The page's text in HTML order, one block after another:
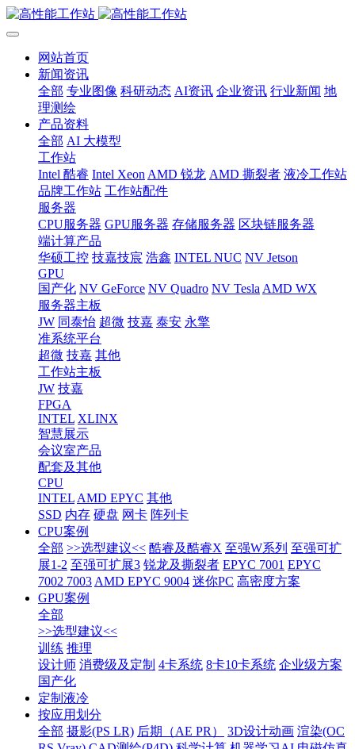
网站首页
新闻资讯
全部 专业图像 科研动态 AI资讯 企业资讯 行业新闻 地
理测绘
产品资料
全部 AI 大模型
工作站
Intel 酷睿 Intel Xeon AMD 锐龙 AMD 撕裂者 液冷工作站
品牌工作站 工作站配件
服务器
CPU服务器 GPU服务器 存储服务器 区块链服务器
端计算产品
华硕工控 技嘉技宸 浩鑫 INTEL NUC NV Jetson
GPU
国产化 NV GeForce NV Quadro NV Tesla AMD WX
服务器主板
JW 同泰怡 超微 技嘉 泰安 永擎
准系统平台
超微 技嘉 其他
工作站主板
JW 技嘉
FPGA
INTEL XLINX
智慧展示
会议室产品
配套及其他
CPU
INTEL AMD EPYC 其他
SSD 内存 硬盘 网卡 阵列卡
CPU案例
全部 >>选型建议<< 酷睿及酷睿X 至强W系列 至强可扩
展1-2 至强可扩展3 锐龙及撕裂者 EPYC 7001 EPYC
7002 7003 AMD EPYC 9004 迷你PC 高密度方案
GPU案例
全部
>>选型建议<<
训练 推理
设计师 消费级及定制 4卡系统 8卡10卡系统 企业级方案
国产化
定制液冷
按应用划分
全部 摄影(PS LR) 后期（AE PR） 3D设计动画 渲染(OC